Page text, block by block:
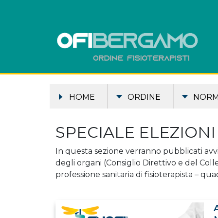
HOME ORDINE
SPECIALE ELEZIONI
In questa sezione verranno pubblicati
degli organi (Consiglio Direttivo e del
professione sanitaria di fisioterapista –